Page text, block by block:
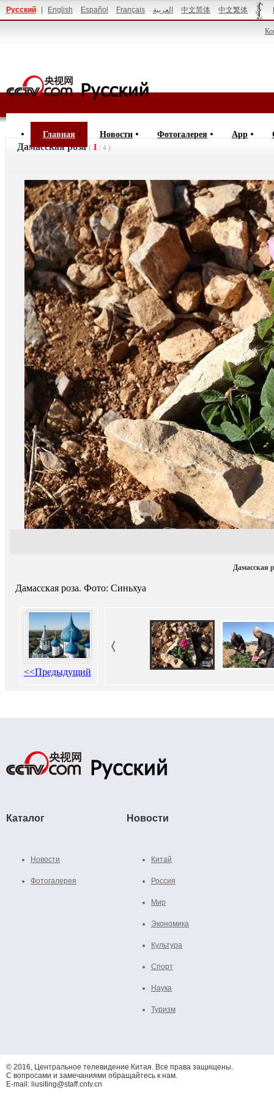
Русский English Español Français العربية 中文简体 中文繁体
Главная Новости Фотогалерея App
Дамасская роза ( 1 / 4 )
Дамасская
Дамасская роза. Фото: Синьхуа
<<Предыдущий
Каталог
Новости
Фотогалерея
Новости
Китай
Россия
Мир
Экономика
Культура
Спорт
Наука
Туризм
© 2016, Центральное телевидение Китая. Все права защищены.
С вопросами и замечаниями обращайтесь к нам.
E-mail: liusiting@staff.cntv.cn